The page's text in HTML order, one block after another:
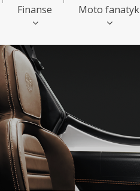
Finanse Moto fanatyk